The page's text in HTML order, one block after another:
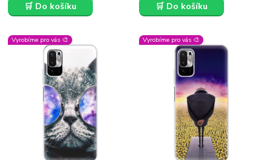
🛒 Do košíku 🛒 Do košíku
Vyrobíme pro vás 🎨 Vyrobíme pro vás 🎨